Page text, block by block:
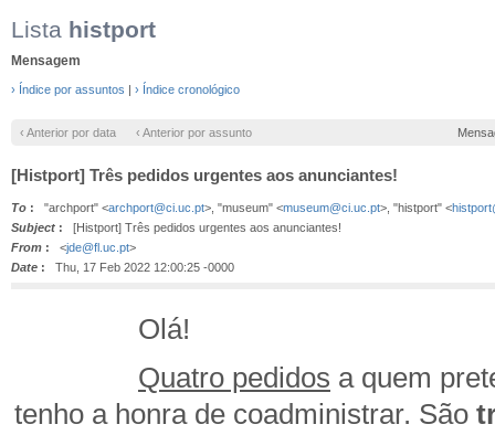
Lista histport
Mensagem
› Índice por assuntos | › Índice cronológico
‹ Anterior por data ‹ Anterior por assunto
[Histport] Três pedidos urgentes aos anunciantes!
To : "archport" <archport@ci.uc.pt>, "museum" <museum@ci.uc.pt>, "histport" <
Subject : [Histport] Três pedidos urgentes aos anunciantes!
From : <jde@fl.uc.pt>
Date : Thu, 17 Feb 2022 12:00:25 -0000
Olá!
Quatro pedidos a quem
tenho a honra de coadministrar. São